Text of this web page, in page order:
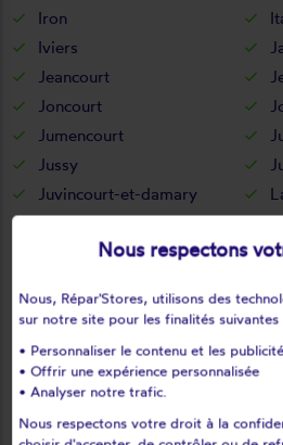
Iron
Iviers
Jeancourt
Joncourt
Jumencourt
Jussy
Juvincourt-et-damary
La capelle
La chapelle-monthodon
La ferté-chevresis
La hérie
La neuville-bosmont
La neuville-housset
La vallée-au-blé
Nous respectons
Nous, Répar'Stores, utilisons des
sur notre site pour les finalités suivantes
• Personnaliser le contenu et les
• Offrir une expérience personnalisée
• Analyser notre trafic.
Nous respectons votre droit à la